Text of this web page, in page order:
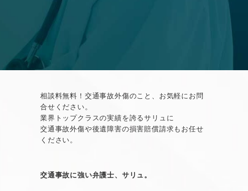
相談料無料！交通事故外傷のこと、お気軽にお問
合せください。
業界トップクラスの実績を誇るサリュに
交通事故外傷や後遺障害の損害賠償請求もお任せ
ください。
交通事故に強い弁護士、サリュ。